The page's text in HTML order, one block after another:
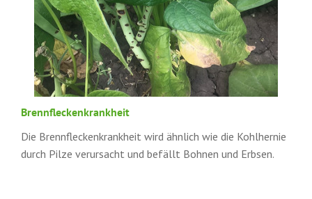
Brennfleckenkrankheit
Die Brennfleckenkrankheit wird ähnlich wie die Kohlhernie
durch Pilze verursacht und befällt Bohnen und Erbsen.